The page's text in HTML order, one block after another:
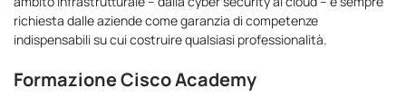
richiesta dalle aziende come garanzia di competenze
indispensabili su cui costruire qualsiasi professionalità.
Formazione Cisco Academy